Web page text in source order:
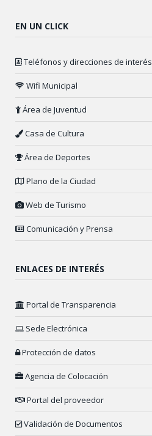
EN UN CLICK
Teléfonos y direcciones de interés
Wifi Municipal
Área de Juventud
Casa de Cultura
Área de Deportes
Plano de la Ciudad
Web de Turismo
Comunicación y Prensa
ENLACES DE INTERÉS
Portal de Transparencia
Sede Electrónica
Protección de datos
Agencia de Colocación
Portal del proveedor
Validación de Documentos